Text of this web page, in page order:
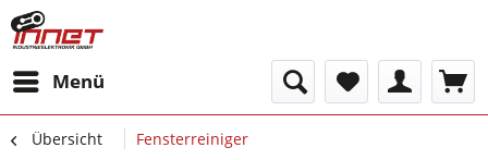
Menü
Übersicht Fensterreiniger